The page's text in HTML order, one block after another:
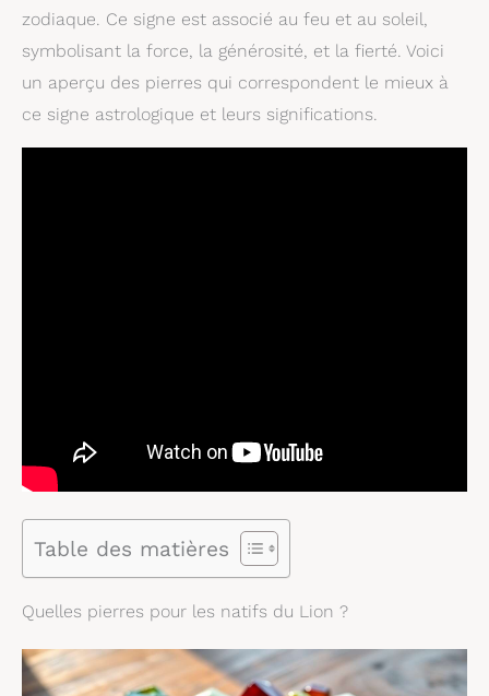
zodiaque. Ce signe est associé au feu et au soleil,
symbolisant la force, la générosité, et la fierté. Voici
un aperçu des pierres qui correspondent le mieux à
ce signe astrologique et leurs significations.
Table des matières
Quelles pierres pour les natifs du Lion ?